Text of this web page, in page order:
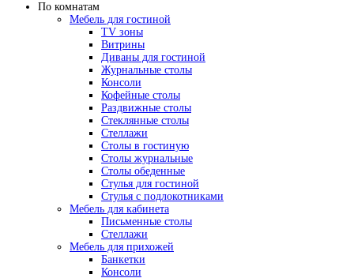
По комнатам
Мебель для гостиной
TV зоны
Витрины
Диваны для гостиной
Журнальные столы
Консоли
Кофейные столы
Раздвижные столы
Стеклянные столы
Стеллажи
Столы в гостиную
Столы журнальные
Столы обеденные
Стулья для гостиной
Стулья с подлокотниками
Мебель для кабинета
Письменные столы
Стеллажи
Мебель для прихожей
Банкетки
Консоли